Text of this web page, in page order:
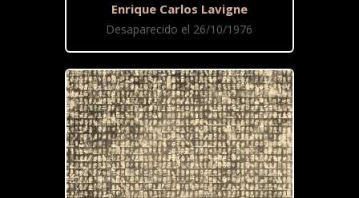
Enrique Carlos Lavigne
Desaparecido el 26/10/1976